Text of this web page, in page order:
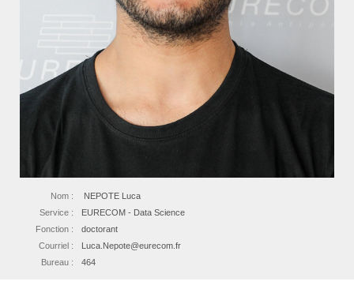
Nom :
NEPOTE Luca
Service :
EURECOM - Data Science
Fonction :
doctorant
Courriel :
Luca.Nepote@eurecom.fr
Bureau :
464